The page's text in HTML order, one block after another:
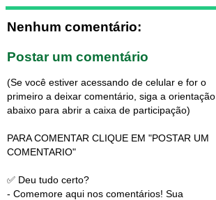
Nenhum comentário:
Postar um comentário
(Se você estiver acessando de celular e for o
primeiro a deixar comentário, siga a orientação
abaixo para abrir a caixa de participação)
PARA COMENTAR CLIQUE EM "POSTAR UM
COMENTARIO"
✅ Deu tudo certo?
- Comemore aqui nos comentários! Sua